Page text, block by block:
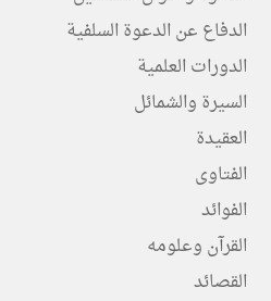
الدفاع عن الدعوة السلفية
الدورات العلمية
السيرة والشمائل
العقيدة
الفتاوى
الفوائد
القرآن وعلومه
القصائد